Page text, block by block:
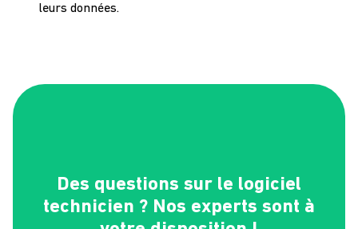
leurs données.
Des questions sur le logiciel
technicien ? Nos experts sont à